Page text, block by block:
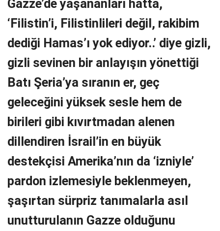
Gazze’de yaşananları hatta,
‘Filistin’i, Filistinlileri değil, rakibim
dediği Hamas’ı yok ediyor..’ diye gizli,
gizli sevinen bir anlayışın yönettiği
Batı Şeria’ya sıranın er, geç
geleceğini yüksek sesle hem de
birileri gibi kıvırtmadan alenen
dillendiren İsrail’in en büyük
destekçisi Amerika’nın da ‘izniyle’
pardon izlemesiyle beklenmeyen,
şaşırtan sürpriz tanımalarla asıl
unutturulanın Gazze olduğunu